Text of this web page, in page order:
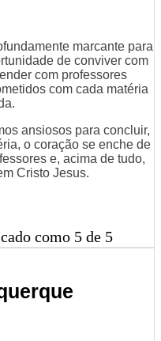
marcante para
de conviver com
com professores
com cada matéria
ansiosos para concluir,
o coração se enche de
e, acima de tudo,
Cristo Jesus.
como 5 de 5